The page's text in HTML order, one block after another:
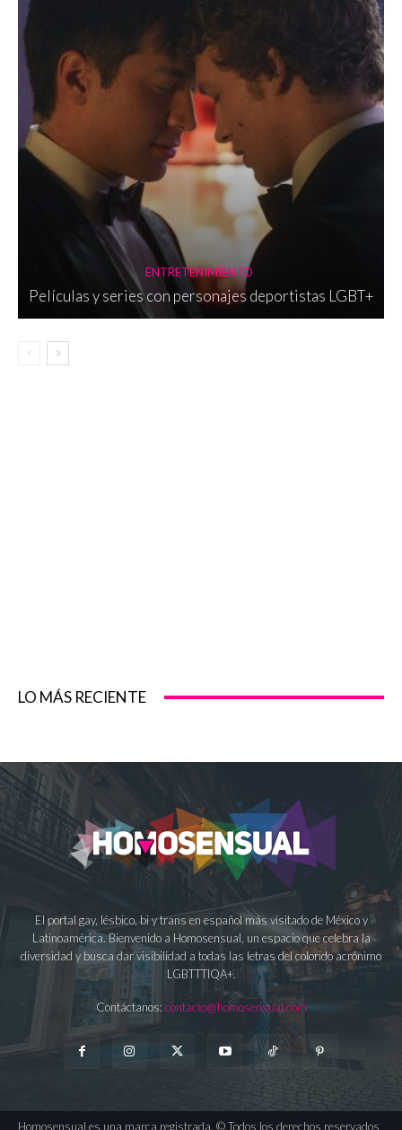
ENTRETENIMIENTO
Películas y series con personajes deportistas LGBT+
LO MÁS RECIENTE
El portal gay, lésbico, bi y trans en español más visitado de México y
Latinoamérica. Bienvenido a Homosensual, un espacio que celebra la
diversidad y busca dar visibilidad a todas las letras del colorido acrónimo
LGBTTTIQA+.
Contáctanos: contacto@homosensual.com
Homosensual es una marca registrada. © Todos los derechos reservados